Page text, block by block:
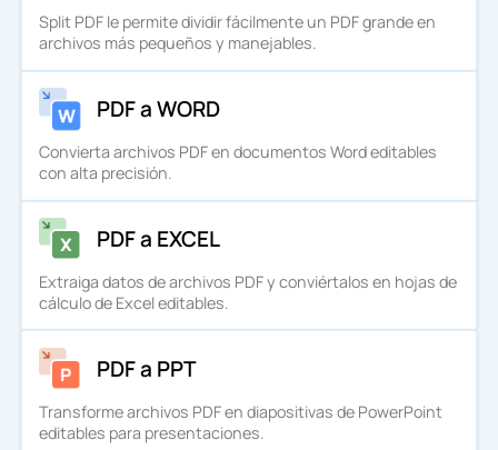
Split PDF le permite dividir fácilmente un PDF grande en
archivos más pequeños y manejables.
PDF a WORD
Convierta archivos PDF en documentos Word editables
con alta precisión.
PDF a EXCEL
Extraiga datos de archivos PDF y conviértalos en hojas de
cálculo de Excel editables.
PDF a PPT
Transforme archivos PDF en diapositivas de PowerPoint
editables para presentaciones.